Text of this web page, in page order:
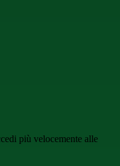
più velocemente alle